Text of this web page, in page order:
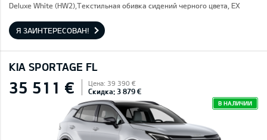
Deluxe White (HW2),Текстильная обивка сидений черного цвета, EX
Я ЗАИНТЕРЕСОВАН!
KIA SPORTAGE FL
35 511 € Цена: 39 390 €
Скидка: 3 879 €
В НАЛИЧИИ